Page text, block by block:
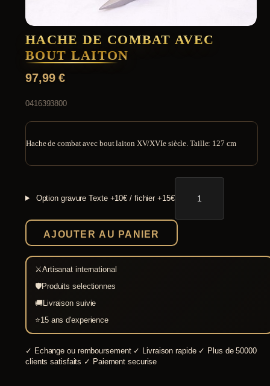
HACHE DE COMBAT AVEC
BOUT LAITON
97,99€
0416393800
Hache de combat avec bout laiton XV/XVIe siècle. Taille: 127 cm
Option gravure Texte +10€ / fichier +15€
quantité
Hache
combat
bout
laiton
AJOUTER AU PANIER
⚔Artisanat international
🛡Produits selectionnes
🚚Livraison suivie
⭐15 ans d'experience
✓ Echange ou remboursement ✓ Livraison rapide ✓ Plus de 50000
clients satisfaits ✓ Paiement securise